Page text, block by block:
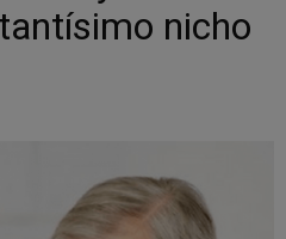
nicho